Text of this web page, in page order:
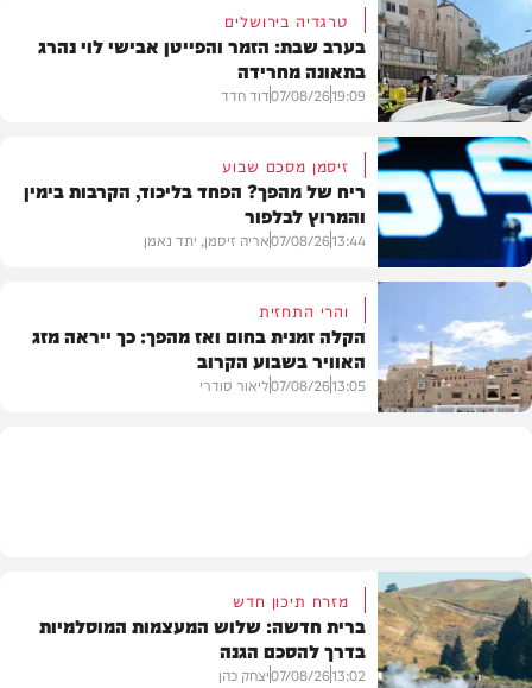
בארץ
טרגדיה בירושלים
בערב שבת: הזמר והפייטן אבישי לוי נהרג
בתאונה מחרידה
19:09
07/08/26דוד חדד
פוליטי
זיסמן מסכם שבוע
ריח של מהפך? הפחד בליכוד, הקרבות בימין
והמרוץ לבלפור
13:44
07/08/26אריה זיסמן, יתד נאמן
והרי התחזית
הקלה זמנית בחום ואז מהפך: כך ייראה מזג
האוויר בשבוע הקרוב
13:05
07/08/26ליאור סודרי
מזרח תיכון חדש
ברית חדשה: שלוש המעצמות המוסלמיות
בדרך להסכם הגנה
13:02
07/08/26יצחק כהן